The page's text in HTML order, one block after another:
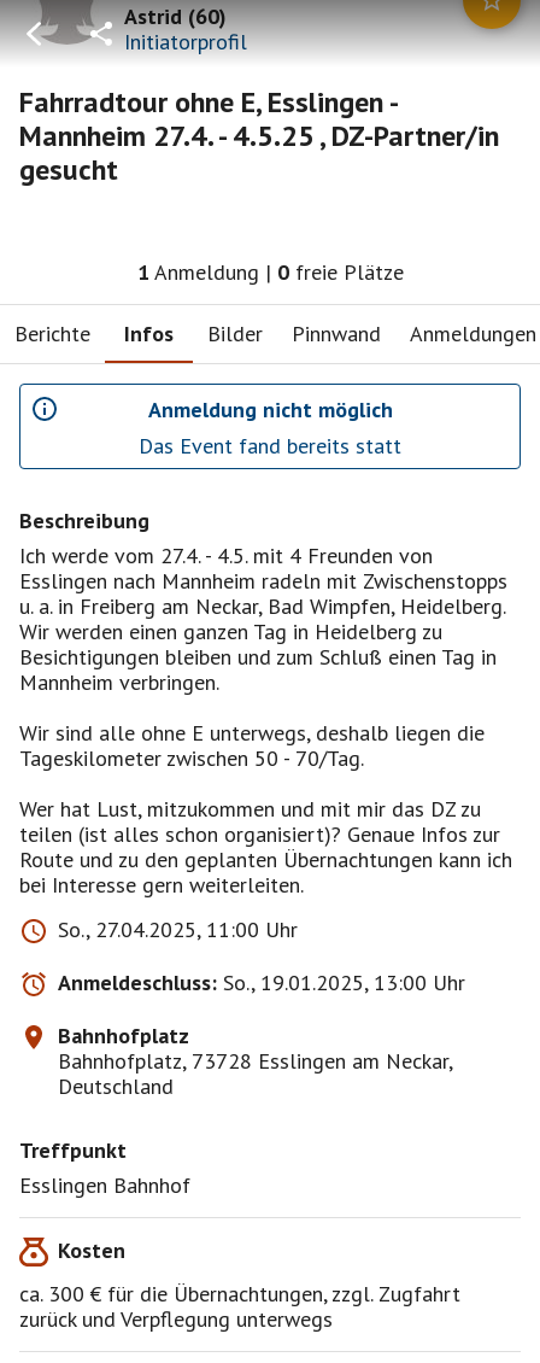
Astrid(60)
Initiatorprofil
Fahrradtour ohne E, Esslingen -
Mannheim 27.4. - 4.5.25 , DZ-Partner/in
gesucht
1 Anmeldung | 0 freie Plätze
Berichte Infos Bilder Pinnwand Anmeldungen
Anmeldung nicht möglich
Das Event fand bereits statt
Beschreibung
Ich werde vom 27.4. - 4.5. mit 4 Freunden von
Esslingen nach Mannheim radeln mit Zwischenstopps
u. a. in Freiberg am Neckar, Bad Wimpfen, Heidelberg.
Wir werden einen ganzen Tag in Heidelberg zu
Besichtigungen bleiben und zum Schluß einen Tag in
Mannheim verbringen.
Wir sind alle ohne E unterwegs, deshalb liegen die
Tageskilometer zwischen 50 - 70/Tag.
Wer hat Lust, mitzukommen und mit mir das DZ zu
teilen (ist alles schon organisiert)? Genaue Infos zur
Route und zu den geplanten Übernachtungen kann ich
bei Interesse gern weiterleiten.
So., 27.04.2025, 11:00 Uhr
Anmeldeschluss: So., 19.01.2025, 13:00 Uhr
Bahnhofplatz
Bahnhofplatz, 73728 Esslingen am Neckar,
Deutschland
Treffpunkt
Esslingen Bahnhof
Kosten
ca. 300 € für die Übernachtungen, zzgl. Zugfahrt
zurück und Verpflegung unterwegs